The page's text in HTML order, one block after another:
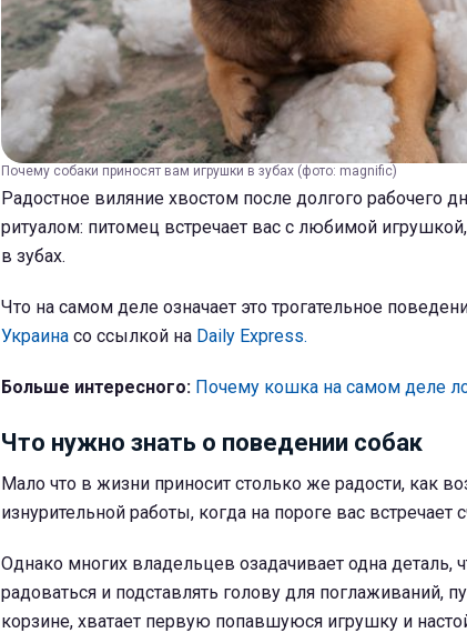
Почему собаки приносят вам игрушки в зубах (фото: magnific)
Радостное виляние хвостом после долгого рабочего
ритуалом: питомец встречает вас с любимой
в зубах.
Что на самом деле означает это трогательное
Украина со ссылкой на Daily Express.
Больше интересного: Почему кошка на самом деле
Что нужно знать о поведении собак
Мало что в жизни приносит столько же радости, как
изнурительной работы, когда на пороге вас встречает
Однако многих владельцев озадачивает одна деталь,
радоваться и подставлять голову для поглаживаний,
корзине, хватает первую попавшуюся игрушку и